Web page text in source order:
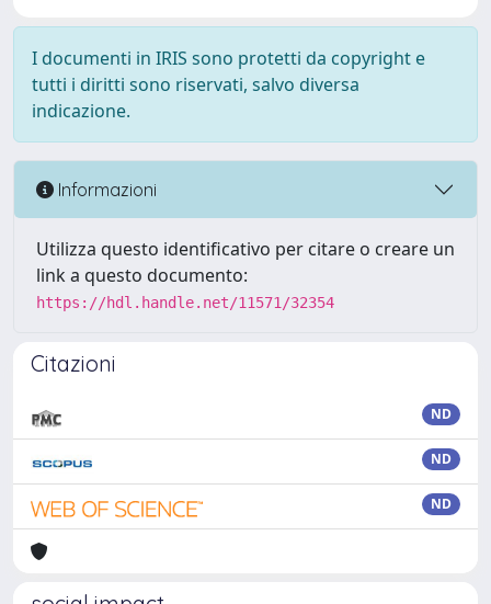
I documenti in IRIS sono protetti da copyright e
tutti i diritti sono riservati, salvo diversa
indicazione.
Informazioni
Utilizza questo identificativo per citare o creare un
link a questo documento:
https://hdl.handle.net/11571/32354
Citazioni
ND
ND
ND